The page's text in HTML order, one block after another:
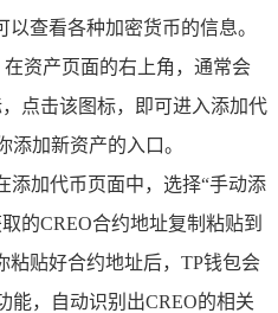
以查看各种加密货币的信息。
在资产页面的右上角，通常会
点击该图标，即可进入添加代
添加新资产的入口。
添加代币页面中，选择“手动添
的CREO合约地址复制粘贴到
粘贴好合约地址后，TP钱包会
能，自动识别出CREO的相关